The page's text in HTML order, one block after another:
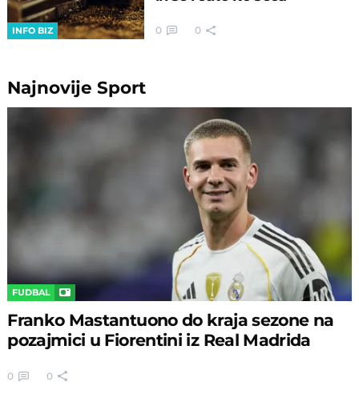
INFO BIZ 0 0
NajnovijeSport
FUDBAL
Franko Mastantuono do kraja sezone na
pozajmici u Fiorentini iz Real Madrida
0 0